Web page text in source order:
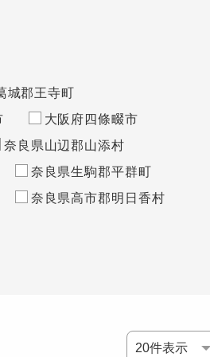
城郡王寺町
大阪府四條畷市
奈良県山辺郡山添村
奈良県生駒郡平群町
奈良県高市郡明日香村